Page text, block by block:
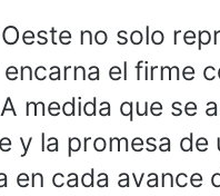
no solo
el firme
medida que se
y la promesa de
en cada avance